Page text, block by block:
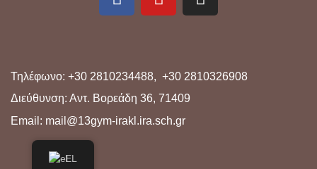
Τηλέφωνο: +30 2810234488, +30 2810326908
Διεύθυνση: Αντ. Βορεάδη 36, 71409
Email: mail@13gym-irakl.ira.sch.gr
EL